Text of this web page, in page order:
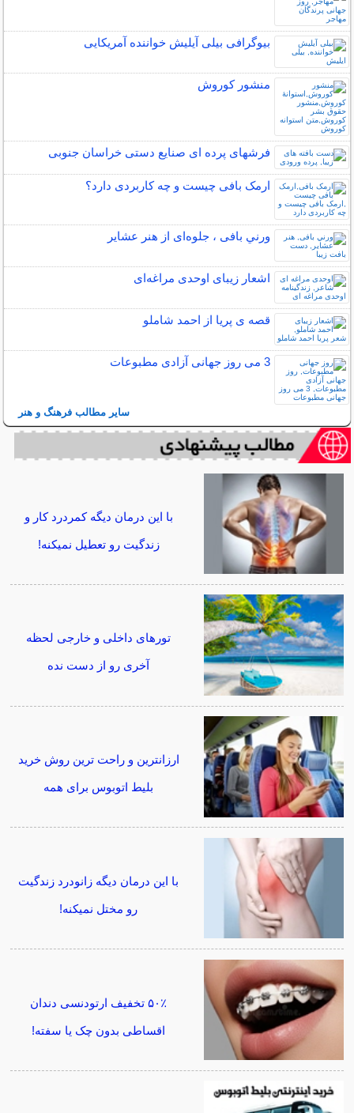
بیوگرافی بیلی آیلیش خواننده آمریکایی
منشور کوروش
فرشهای پرده ای صنایع دستی خراسان جنوبی
ارمک بافی چیست و چه کاربردی دارد؟
ورني بافی ، جلوه‌ای از هنر عشاير
اشعار زیبای اوحدی مراغه‌ای
قصه ی پریا از احمد شاملو
3 می روز جهانی آزادی مطبوعات
سایر مطالب فرهنگ و هنر
با این درمان دیگه کمردرد کار و
زندگیت رو تعطیل نمیکنه!
تورهای داخلی و خارجی لحظه
آخری رو از دست نده
ارزانترین و راحت ترین روش خرید
بلیط اتوبوس برای همه
با این درمان دیگه زانودرد زندگیت
رو مختل نمیکنه!
۵۰٪ تخفیف ارتودنسی دندان
اقساطی بدون چک یا سفته!